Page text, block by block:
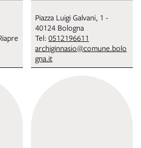
Piazza Luigi Galvani, 1 -
40124 Bologna
Tel: 0512196611
archiginnasio@comune.bolo
gna.it